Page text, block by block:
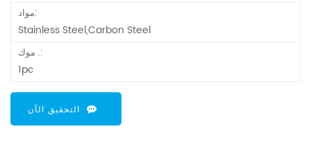
مواد:
Stainless Steel,Carbon Steel
موك .:
1pc
التحقيق الآن